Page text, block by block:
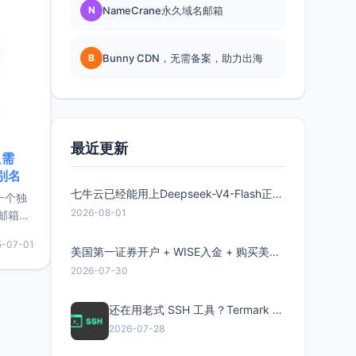
名
个独
箱等
较有
惠的
07-01
N NameCrane永久域名邮箱
B Bunny CDN，无需备案，助力出海
最近更新
七牛云已经能用上Deepseek-V4-Flash正式版了，点此领取300万Token
2026-08-01
美国第一证券开户 + WISE入金 + 购买美股全流程分享
2026-07-30
还在用老式 SSH 工具？Termark 新一代跨平台智能SSH客户端了解一下
2026-07-28